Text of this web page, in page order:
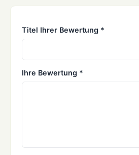
Titel Ihrer Bewertung *
Ihre Bewertung *